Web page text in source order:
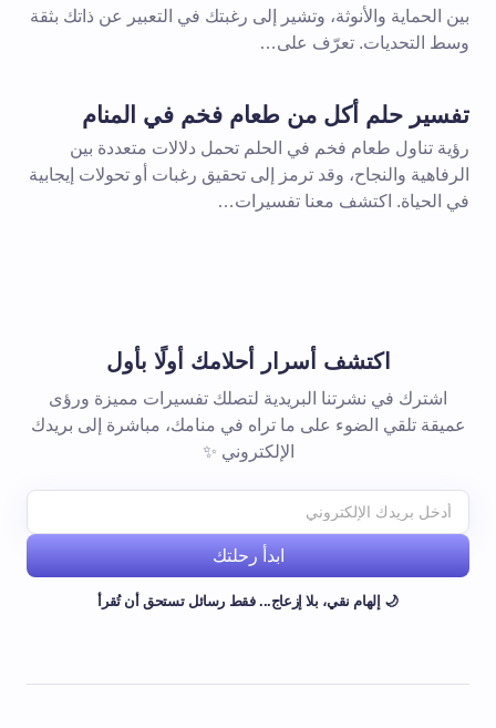
بين الحماية والأنوثة، وتشير إلى رغبتك في التعبير عن ذاتك بثقة
وسط التحديات. تعرّف على…
تفسير حلم أكل من طعام فخم في المنام
رؤية تناول طعام فخم في الحلم تحمل دلالات متعددة بين
الرفاهية والنجاح، وقد ترمز إلى تحقيق رغبات أو تحولات إيجابية
في الحياة. اكتشف معنا تفسيرات…
اكتشف أسرار أحلامك أولًا بأول
اشترك في نشرتنا البريدية لتصلك تفسيرات مميزة ورؤى
عميقة تلقي الضوء على ما تراه في منامك، مباشرة إلى بريدك
الإلكتروني ✨
ابدأ رحلتك
🌙 إلهام نقي، بلا إزعاج... فقط رسائل تستحق أن تُقرأ